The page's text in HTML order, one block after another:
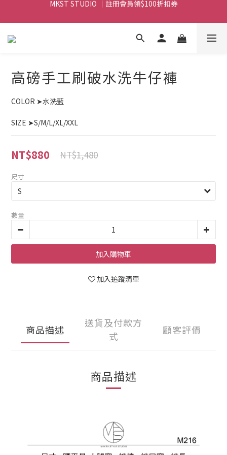
MKST STUDIO ｜ 全店滿$999元 免運
高磅手工刷破水洗牛仔褲
COLOR ➤水洗藍
SIZE ➤S/M/L/XL/XXL
NT$880 NT$1,480
尺寸
數量
加入購物車
加入追蹤清單
商品描述
送貨及付款方
式
顧客評價
商品描述